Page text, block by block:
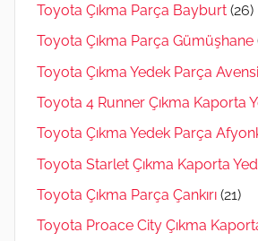
Toyota Çıkma Parça Bayburt (26)
Toyota Çıkma Parça Gümüşhane
Toyota Çıkma Yedek Parça
Toyota 4 Runner Çıkma Kaporta
Toyota Çıkma Yedek Parça
Toyota Starlet Çıkma Kaporta
Toyota Çıkma Parça Çankırı (21)
Toyota Proace City Çıkma